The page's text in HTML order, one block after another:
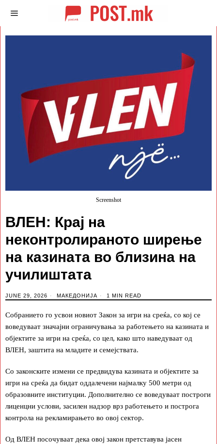
Screenshot
ВЛЕН: Крај на
неконтролираното ширење
на казината во близина на
училиштата
JUNE 29, 2026 МАКЕДОНИЈА 1 MIN READ
Собранието го усвои новиот Закон за игри на среќа, со кој се
воведуваат значајни ограничувања за работењето на казината и
објектите за игри на среќа, со цел, како што наведуваат од
ВЛЕН, заштита на младите и семејствата.
Со законските измени се предвидува казината и објектите за
игри на среќа да бидат оддалечени најмалку 500 метри од
образовните институции. Дополнително се воведуваат построги
лиценцни услови, засилен надзор врз работењето и построга
контрола на рекламирањето во овој сектор.
Од ВЛЕН посочуваат дека овој закон претставува јасен